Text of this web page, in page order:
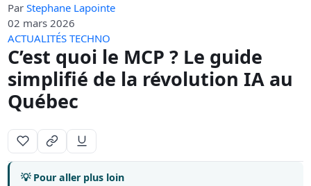
ParStephane Lapointe
02 mars 2026
ACTUALITÉS TECHNO
C’est quoi le MCP ? Le guide
simplifié de la révolution IA au
Québec
💡 Pour aller plus loin